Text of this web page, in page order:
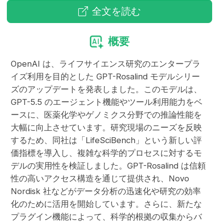
全文を読む
概要
OpenAI は、ライフサイエンス研究のエンタープラ
イズ利用を目的とした GPT-Rosalind モデルシリー
ズのアップデートを発表しました。このモデルは、
GPT-5.5 のエージェント機能やツール利用能力をベ
ースに、医薬化学やゲノミクス分野での推論性能を
大幅に向上させています。研究現場のニーズを反映
するため、同社は「LifeSciBench」という新しい評
価指標を導入し、複雑な科学的プロセスに対するモ
デルの実用性を検証しました。GPT-Rosalind は信頼
性の高いアクセス構造を通じて提供され、Novo
Nordisk 社などがデータ分析の迅速化や研究の効率
化のために活用を開始しています。さらに、新たな
プラグイン機能によって、科学的根拠の収集からバ